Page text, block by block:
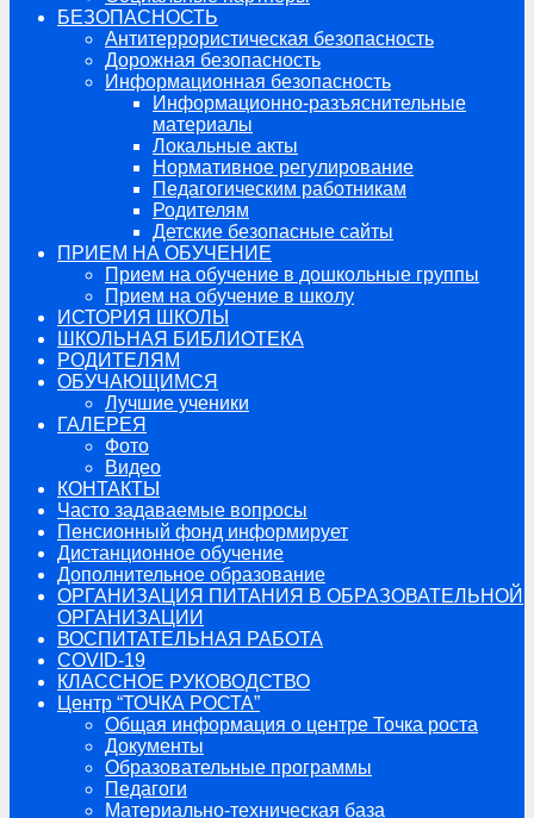
БЕЗОПАСНОСТЬ
Антитеррористическая безопасность
Дорожная безопасность
Информационная безопасность
Информационно-разъяснительные
материалы
Локальные акты
Нормативное регулирование
Педагогическим работникам
Родителям
Детские безопасные сайты
ПРИЕМ НА ОБУЧЕНИЕ
Прием на обучение в дошкольные группы
Прием на обучение в школу
ИСТОРИЯ ШКОЛЫ
ШКОЛЬНАЯ БИБЛИОТЕКА
РОДИТЕЛЯМ
ОБУЧАЮЩИМСЯ
Лучшие ученики
ГАЛЕРЕЯ
Фото
Видео
КОНТАКТЫ
Часто задаваемые вопросы
Пенсионный фонд информирует
Дистанционное обучение
Дополнительное образование
ОРГАНИЗАЦИЯ ПИТАНИЯ В ОБРАЗОВАТЕЛЬНОЙ
ОРГАНИЗАЦИИ
ВОСПИТАТЕЛЬНАЯ РАБОТА
COVID-19
КЛАССНОЕ РУКОВОДСТВО
Центр “ТОЧКА РОСТА”
Общая информация о центре Точка роста
Документы
Образовательные программы
Педагоги
Материально-техническая база